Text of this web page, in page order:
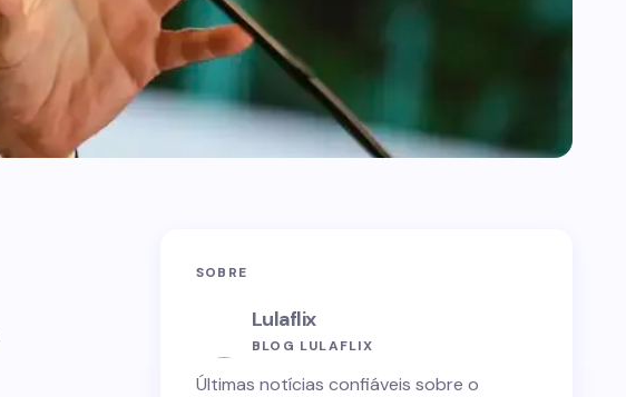
SOBRE
Lulaflix
BLOG LULAFLIX
Últimas notícias confiáveis sobre o